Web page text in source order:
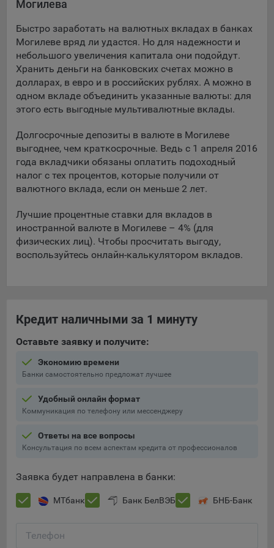
Подобные функции улучшают условия работы
9.3. Файлы cookie предпочтений, например, для настройки
контента. Данные файлы cookie собирают информацию о
выборе пользователя на сайте и его предпочтениях и
позволяют Обществу «запомнить» информацию о
выбранном пользователем городе и других местных
настройках для того, чтобы соответствующим образом
9.4. Аналитические файлы cookie, например
Яндекс.Метрика, Google Analytics. Данные файлы cookie
собирают информацию о том, как пользователь
использовал сайты, и позволяют Обществу вносить в них
улучшения.
Аналитические файлы cookie показывают, какие страницы
сайта Общества посещаются чаще всего, помогают
выявлять трудности, возникающие при использовании
сайта, а также позволяют оценить эффективность
9.5. Файлы cookie, применяемые для определения целевой
аудитории и в рекламных целях, например Яндекс.Метрика,
Технические/Функциональные, хранятся не более года;
Необходимые для функционирования веб-аналитических
платформ «Google Analytics», «Яндекс.Метрика»
передаются третьим лицам, часть из которых хранятся во
время пользования сайтом;
Остальные - не более года.
Отключение аналитических файлов cookie не позволяет
определять предпочтения пользователей сайта, в том числе
меры по совершенствованию работы сайта исходя из
Могилева
Быстро заработать на валютных вкладах в банках
Могилеве вряд ли удастся. Но для надежности и
небольшого увеличения капитала они подойдут.
Хранить деньги на банковских счетах можно в
долларах, в евро и в российских рублях. А можно в
одном вкладе объединить указанные валюты: для
этого есть выгодные мультивалютные вклады.
Долгосрочные депозиты в валюте в Могилеве
выгоднее, чем краткосрочные. Ведь с 1 апреля 2016
года вкладчики обязаны оплатить подоходный
налог с тех процентов, которые получили от
валютного вклада, если он меньше 2 лет.
Лучшие процентные ставки для вкладов в
иностранной валюте в Могилеве – 4% (для
физических лиц). Чтобы просчитать выгоду,
воспользуйтесь онлайн-калькулятором вкладов.
Кредит наличными за 1 минуту
Оставьте заявку и получите:
Экономию времени
Банки самостоятельно предложат лучшее
Удобный онлайн формат
Коммуникация по телефону или мессенджеру
Ответы на все вопросы
Консультация по всем аспектам кредита от профессионалов
Заявка будет направлена в банки:
МТбанк Банк БелВЭБ БНБ-Банк
Телефон